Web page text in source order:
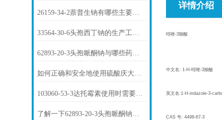
26159-34-2萘普生钠有哪些主要用途？
33564-30-6头孢西丁钠的生产工艺是怎样的？
62893-20-3头孢哌酮钠与哪些药物存在相互作用？
如何正确和安全地使用硫酸庆大霉素1405-41-0？
103060-53-3达托霉素使用时需要注意哪些问题？
了解一下62893-20-3头孢哌酮钠的用途及药理作用吧
详情介绍
吲唑-3羧酸
中文名: 1-H-吲唑-3羧酸
英文名:1-H-indazole-3-
CAS 号: 4498-67-3